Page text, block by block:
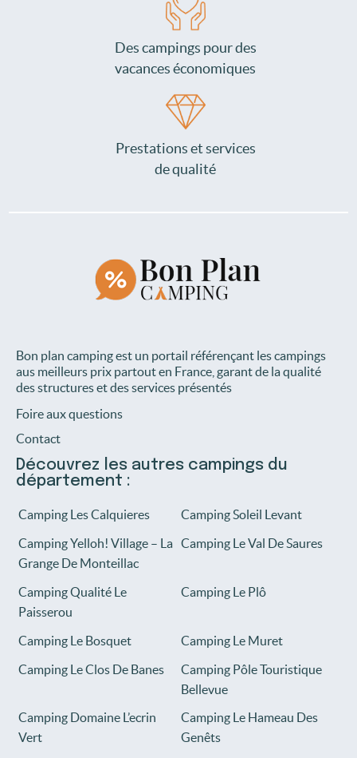
Des campings pour des
vacances économiques
Prestations et services
de qualité
Bon plan camping est un portail référençant les campings
aus meilleurs prix partout en France, garant de la qualité
des structures et des services présentés
Foire aux questions
Contact
Découvrez les autres campings du
département :
Camping Les Calquieres
Camping Soleil Levant
Camping Yelloh! Village – La
Grange De Monteillac
Camping Le Val De Saures
Camping Qualité Le
Paisserou
Camping Le Plô
Camping Le Bosquet
Camping Le Muret
Camping Le Clos De Banes
Camping Pôle Touristique
Bellevue
Camping Domaine L’ecrin
Vert
Camping Le Hameau Des
Genêts